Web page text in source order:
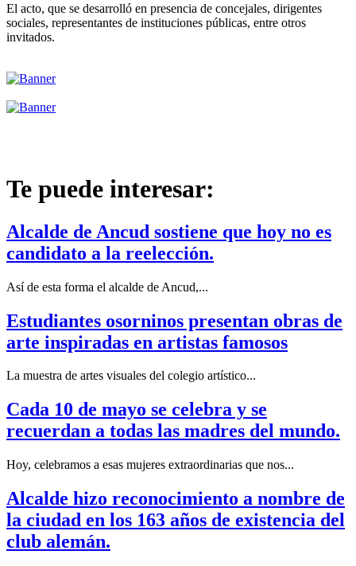
El acto, que se desarrolló en presencia de concejales, dirigentes
sociales, representantes de instituciones públicas, entre otros
invitados.
Te puede interesar:
Alcalde de Ancud sostiene que hoy no es
candidato a la reelección.
Así de esta forma el alcalde de Ancud,...
Estudiantes osorninos presentan obras de
arte inspiradas en artistas famosos
La muestra de artes visuales del colegio artístico...
Cada 10 de mayo se celebra y se
recuerdan a todas las madres del mundo.
Hoy, celebramos a esas mujeres extraordinarias que nos...
Alcalde hizo reconocimiento a nombre de
la ciudad en los 163 años de existencia del
club alemán.